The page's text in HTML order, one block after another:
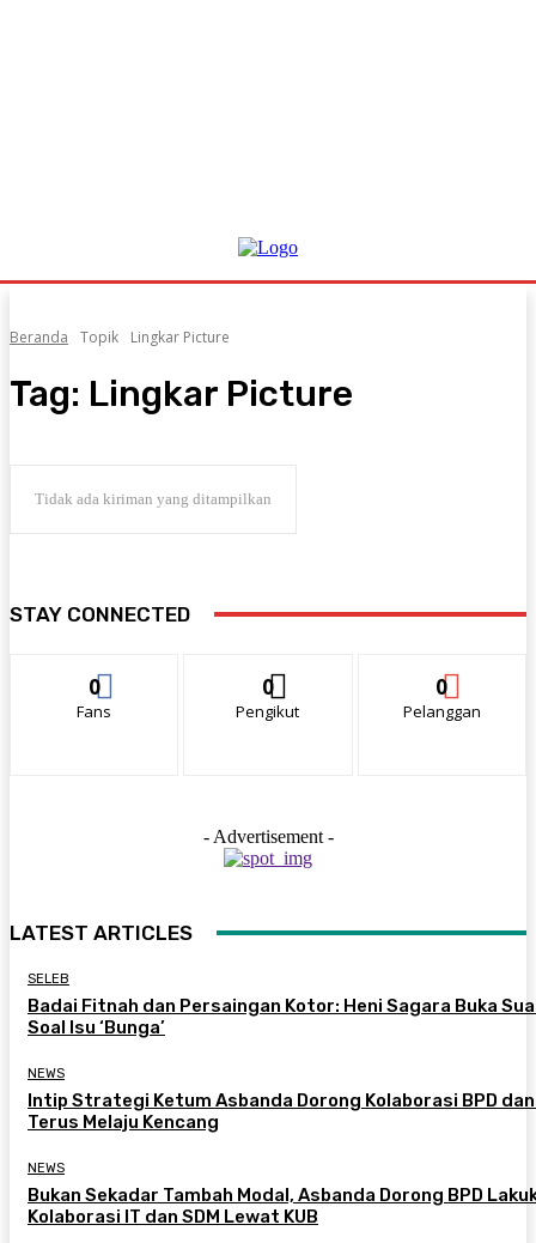
Beranda Topik Lingkar Picture
Tag: Lingkar Picture
Tidak ada kiriman yang ditampilkan
STAY CONNECTED
0
Fans
0
Pengikut
0
Pelanggan
- Advertisement -
LATEST ARTICLES
SELEB
Badai Fitnah dan Persaingan Kotor: Heni Sagara Buka
Soal Isu ‘Bunga’
NEWS
Intip Strategi Ketum Asbanda Dorong Kolaborasi BPD dan
Terus Melaju Kencang
NEWS
Bukan Sekadar Tambah Modal, Asbanda Dorong BPD
Kolaborasi IT dan SDM Lewat KUB